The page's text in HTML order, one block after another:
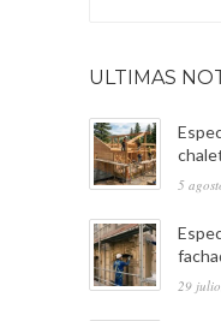
ULTIMAS
5
29